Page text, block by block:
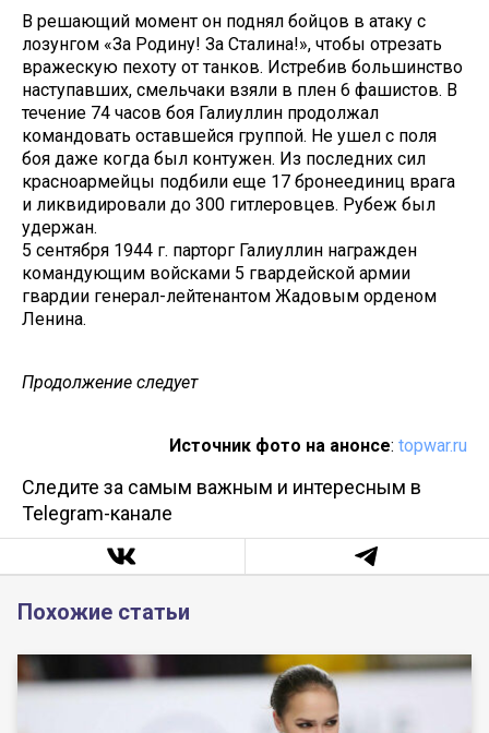
В решающий момент он поднял бойцов в атаку с
лозунгом «За Родину! За Сталина!», чтобы отрезать
вражескую пехоту от танков. Истребив большинство
наступавших, смельчаки взяли в плен 6 фашистов. В
течение 74 часов боя Галиуллин продолжал
командовать оставшейся группой. Не ушел с поля
боя даже когда был контужен. Из последних сил
красноармейцы подбили еще 17 бронеединиц врага
и ликвидировали до 300 гитлеровцев. Рубеж был
удержан.
5 сентября 1944 г. парторг Галиуллин награжден
командующим войсками 5 гвардейской армии
гвардии генерал-лейтенантом Жадовым орденом
Ленина.
Продолжение следует
Источник фото на анонсе: topwar.ru
Следите за самым важным и интересным в
Telegram-канале
Похожие статьи